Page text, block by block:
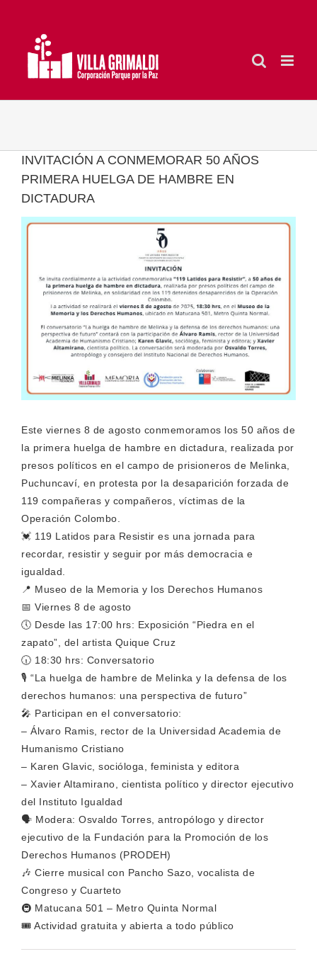
contenido
INVITACIÓN A CONMEMORAR 50 AÑOS
PRIMERA HUELGA DE HAMBRE EN
DICTADURA
Ver
grande
Este viernes 8 de agosto conmemoramos los 50 años de
la primera huelga de hambre en dictadura, realizada por
presos políticos en el campo de prisioneros de Melinka,
Puchuncaví, en protesta por la desaparición forzada de
119 compañeras y compañeros, víctimas de la
Operación Colombo.
💓 119 Latidos para Resistir es una jornada para
recordar, resistir y seguir por más democracia e
igualdad.
📍 Museo de la Memoria y los Derechos Humanos
📅 Viernes 8 de agosto
🕔 Desde las 17:00 hrs: Exposición “Piedra en el
zapato”, del artista Quique Cruz
🕡 18:30 hrs: Conversatorio
🎙 “La huelga de hambre de Melinka y la defensa de los
derechos humanos: una perspectiva de futuro”
🎤 Participan en el conversatorio:
– Álvaro Ramis, rector de la Universidad Academia de
Humanismo Cristiano
– Karen Glavic, socióloga, feminista y editora
– Xavier Altamirano, cientista político y director ejecutivo
del Instituto Igualdad
🗣 Modera: Osvaldo Torres, antropólogo y director
ejecutivo de la Fundación para la Promoción de los
Derechos Humanos (PRODEH)
🎶 Cierre musical con Pancho Sazo, vocalista de
Congreso y Cuarteto
🚇 Matucana 501 – Metro Quinta Normal
🎟 Actividad gratuita y abierta a todo público